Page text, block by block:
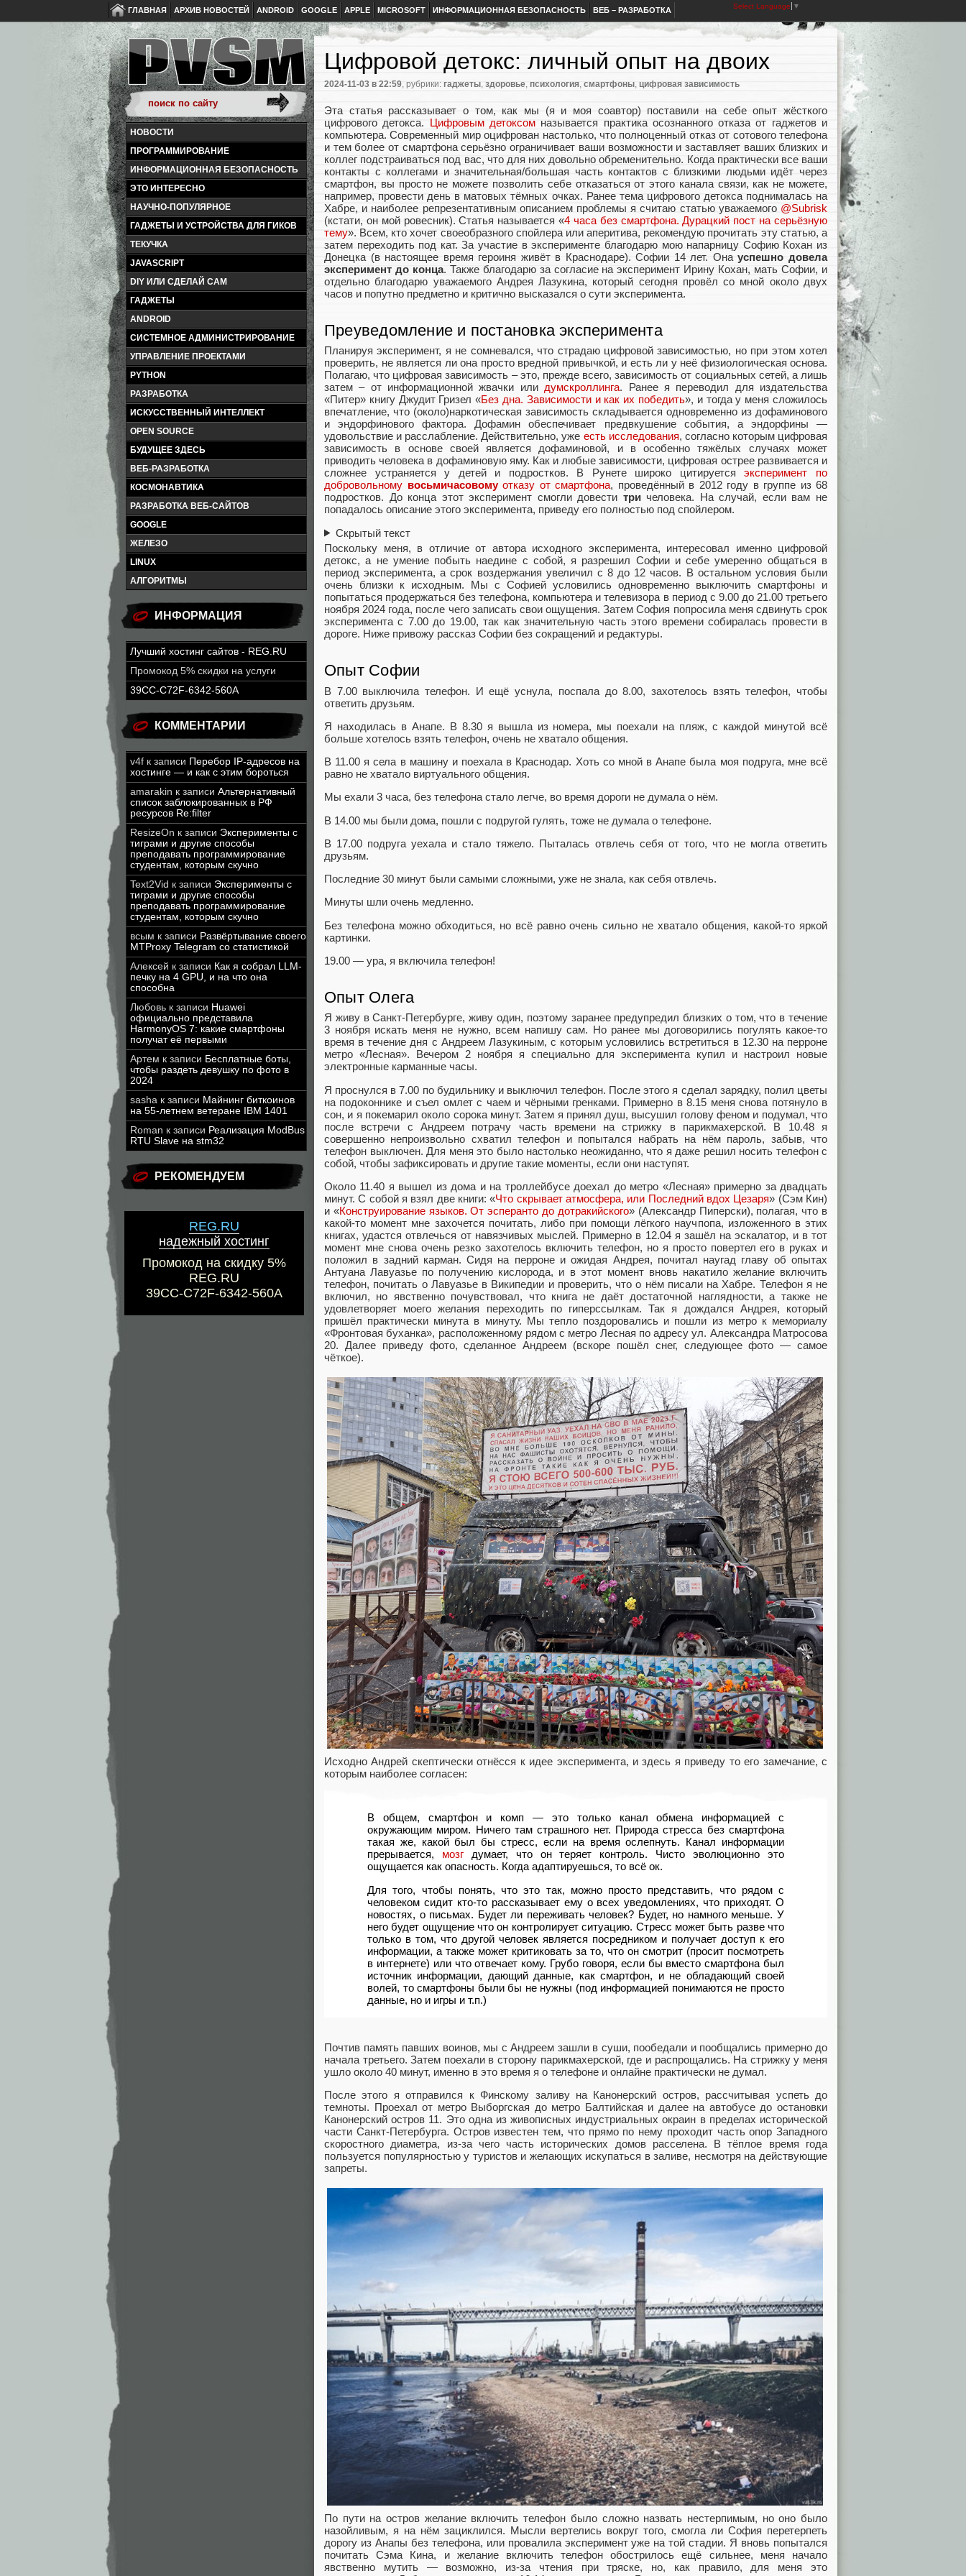
ГЛАВНАЯ АРХИВ НОВОСТЕЙ ANDROID GOOGLE APPLE MICROSOFT ИНФОРМАЦИОННАЯ БЕЗОПАСНОСТЬ ВЕБ – РАЗРАБОТКА Select Language ▼
НОВОСТИ
ПРОГРАММИРОВАНИЕ
ИНФОРМАЦИОННАЯ БЕЗОПАСНОСТЬ
ЭТО ИНТЕРЕСНО
НАУЧНО-ПОПУЛЯРНОЕ
ГАДЖЕТЫ И УСТРОЙСТВА ДЛЯ ГИКОВ
ТЕКУЧКА
JAVASCRIPT
DIY ИЛИ СДЕЛАЙ САМ
ГАДЖЕТЫ
ANDROID
СИСТЕМНОЕ АДМИНИСТРИРОВАНИЕ
УПРАВЛЕНИЕ ПРОЕКТАМИ
PYTHON
РАЗРАБОТКА
ИСКУССТВЕННЫЙ ИНТЕЛЛЕКТ
OPEN SOURCE
БУДУЩЕЕ ЗДЕСЬ
ВЕБ-РАЗРАБОТКА
КОСМОНАВТИКА
РАЗРАБОТКА ВЕБ-САЙТОВ
GOOGLE
ЖЕЛЕЗО
LINUX
АЛГОРИТМЫ
ИНФОРМАЦИЯ
Лучший хостинг сайтов - REG.RU
Промокод 5% скидки на услуги
39CC-C72F-6342-560A
КОММЕНТАРИИ
v4f к записи Перебор IP-адресов на
хостинге — и как с этим бороться
amarakin к записи Альтернативный
список заблокированных в РФ
ресурсов Re:filter
ResizeOn к записи Эксперименты с
тиграми и другие способы
преподавать программирование
студентам, которым скучно
Text2Vid к записи Эксперименты с
тиграми и другие способы
преподавать программирование
студентам, которым скучно
всым к записи Развёртывание своего
MTProxy Telegram со статистикой
Алексей к записи Как я собрал LLM-
печку на 4 GPU, и на что она
способна
Любовь к записи Huawei
официально представила
HarmonyOS 7: какие смартфоны
получат её первыми
Артем к записи Бесплатные боты,
чтобы раздеть девушку по фото в
2024
sasha к записи Майнинг биткоинов
на 55-летнем ветеране IBM 1401
Roman к записи Реализация ModBus
RTU Slave на stm32
РЕКОМЕНДУЕМ
REG.RU
надежный хостинг
Промокод на скидку 5%
REG.RU
39CC-C72F-6342-560A
Цифровой детокс: личный опыт на двоих
2024-11-03 в 22:59, рубрики: гаджеты, здоровье, психология, смартфоны, цифровая зависимость
Эта статья рассказывает о том, как мы (я и моя соавтор) поставили на себе опыт жёсткого
цифрового детокса. Цифровым детоксомназывается практика осознанного отказа от гаджетов и
компьютера. Современный мир оцифрован настолько, что полноценный отказ от сотового телефона
и тем более от смартфона серьёзно ограничивает ваши возможности и заставляет ваших близких и
коллег подстраиваться под вас, что для них довольно обременительно. Когда практически все ваши
контакты с коллегами и значительная/большая часть контактов с близкими людьми идёт через
смартфон, вы просто не можете позволить себе отказаться от этого канала связи, как не можете,
например, провести день в матовых тёмных очках. Ранее тема цифрового детокса поднималась на
Хабре, и наиболее репрезентативным описанием проблемы я считаю статью уважаемого @Subrisk
(кстати, он мой ровесник). Статья называется «4 часа без смартфона. Дурацкий пост на серьёзную
тему». Всем, кто хочет своеобразного спойлера или аперитива, рекомендую прочитать эту статью, а
затем переходить под кат. За участие в эксперименте благодарю мою напарницу Софию Кохан из
Донецка (в настоящее время героиня живёт в Краснодаре). Софии 14 лет. Онауспешно довела
эксперимент до конца. Также благодарю за согласие на эксперимент Ирину Кохан, мать Софии, и
отдельно благодарю уважаемого Андрея Лазукина, который сегодня провёл со мной около двух
часов и попутно предметно и критично высказался о сути эксперимента.
Преуведомление и постановка эксперимента
Планируя эксперимент, я не сомневался, что страдаю цифровой зависимостью, но при этом хотел
проверить, не является ли она просто вредной привычкой, и есть ли у неё физиологическая основа.
Полагаю, что цифровая зависимость – это, прежде всего, зависимость от социальных сетей, а лишь
затем – от информационной жвачки или думскроллинга. Ранее я переводил для издательства
«Питер» книгу Джудит Гризел «Без дна. Зависимости и как их победить», и тогда у меня сложилось
впечатление, что (около)наркотическая зависимость складывается одновременно из дофаминового
и эндорфинового фактора. Дофамин обеспечивает предвкушение события, а эндорфины —
удовольствие и расслабление. Действительно, уже есть исследования, согласно которым цифровая
зависимость в основе своей является дофаминовой, и в особенно тяжёлых случаях может
приводить человека в дофаминовую яму. Как и любые зависимости, цифровая острее развивается и
сложнее устраняется у детей и подростков. В Рунете широко цитируетсяэксперимент по
добровольному восьмичасовомуотказу от смартфона, проведённый в 2012 году в группе из 68
подростков. До конца этот эксперимент смогли довести тричеловека. На случай, если вам не
попадалось описание этого эксперимента, приведу его полностью под спойлером.
Скрытый текст
Поскольку меня, в отличие от автора исходного эксперимента, интересовал именно цифровой
детокс, а не умение побыть наедине с собой, я разрешил Софии и себе умеренно общаться в
период эксперимента, а срок воздержания увеличил с 8 до 12 часов. В остальном условия были
очень близки к исходным. Мы с Софией условились одновременно выключить смартфоны и
попытаться продержаться без телефона, компьютера и телевизора в период с 9.00 до 21.00 третьего
ноября 2024 года, после чего записать свои ощущения. Затем София попросила меня сдвинуть срок
эксперимента с 7.00 до 19.00, так как значительную часть этого времени собиралась провести в
дороге. Ниже привожу рассказ Софии без сокращений и редактуры.
Опыт Софии
В 7.00 выключила телефон. И ещё уснула, поспала до 8.00, захотелось взять телефон, чтобы
ответить друзьям.
Я находилась в Анапе. В 8.30 я вышла из номера, мы поехали на пляж, с каждой минутой всё
больше хотелось взять телефон, очень не хватало общения.
В 11.00 я села в машину и поехала в Краснодар. Хоть со мной в Анапе была моя подруга, мне всё
равно не хватало виртуального общения.
Мы ехали 3 часа, без телефона стало легче, во время дороги не думала о нём.
В 14.00 мы были дома, пошли с подругой гулять, тоже не думала о телефоне.
В 17.00 подруга уехала и стало тяжело. Пыталась отвлечь себя от того, что не могла ответить
друзьям.
Последние 30 минут были самыми сложными, уже не знала, как себя отвлечь.
Минуты шли очень медленно.
Без телефона можно обходиться, но всё равно очень сильно не хватало общения, какой-то яркой
картинки.
19.00 — ура, я включила телефон!
Опыт Олега
Я живу в Санкт-Петербурге, живу один, поэтому заранее предупредил близких о том, что в течение
3 ноября искать меня не нужно, всем напишу сам. Но ранее мы договорились погулять какое-то
время в течение дня с Андреем Лазукиным, с которым условились встретиться в 12.30 на перроне
метро «Лесная». Вечером 2 ноября я специально для эксперимента купил и настроил новые
электронные карманные часы.
Я проснулся в 7.00 по будильнику и выключил телефон. После этого я сделал зарядку, полил цветы
на подоконнике и съел омлет с чаем и чёрными гренками. Примерно в 8.15 меня снова потянуло в
сон, и я покемарил около сорока минут. Затем я принял душ, высушил голову феном и подумал, что
после встречи с Андреем потрачу часть времени на стрижку в парикмахерской. В 10.48 я
совершенно непроизвольно схватил телефон и попытался набрать на нём пароль, забыв, что
телефон выключен. Для меня это было настолько неожиданно, что я даже решил носить телефон с
собой, чтобы зафиксировать и другие такие моменты, если они наступят.
Около 11.40 я вышел из дома и на троллейбусе доехал до метро «Лесная» примерно за двадцать
минут. С собой я взял две книги: «Что скрывает атмосфера, или Последний вдох Цезаря» (Сэм Кин)
и «Конструирование языков. От эсперанто до дотракийского» (Александр Пиперски), полагая, что в
какой-то момент мне захочется почитать, либо при помощи лёгкого научпопа, изложенного в этих
книгах, удастся отвлечься от навязчивых мыслей. Примерно в 12.04 я зашёл на эскалатор, и в тот
момент мне снова очень резко захотелось включить телефон, но я просто повертел его в руках и
положил в задний карман. Сидя на перроне и ожидая Андрея, почитал наугад главу об опытах
Антуана Лавуазье по получению кислорода, и в этот момент вновь накатило желание включить
телефон, почитать о Лавуазье в Википедии и проверить, что о нём писали на Хабре. Телефон я не
включил, но явственно почувствовал, что книга не даёт достаточной наглядности, а также не
удовлетворяет моего желания переходить по гиперссылкам. Так я дождался Андрея, который
пришёл практически минута в минуту. Мы тепло поздоровались и пошли из метро к мемориалу
«Фронтовая буханка», расположенному рядом с метро Лесная по адресу ул. Александра Матросова
20. Далее приведу фото, сделанное Андреем (вскоре пошёл снег, следующее фото — самое
чёткое).
Исходно Андрей скептически отнёсся к идее эксперимента, и здесь я приведу то его замечание, с
которым наиболее согласен:
В общем, смартфон и комп — это только канал обмена информацией с
окружающим миром. Ничего там страшного нет. Природа стресса без смартфона
такая же, какой был бы стресс, если на время ослепнуть. Канал информации
прерывается, мозгдумает, что он теряет контроль. Чисто эволюционно это
ощущается как опасность. Когда адаптируешься, то всё ок.
Для того, чтобы понять, что это так, можно просто представить, что рядом с
человеком сидит кто-то рассказывает ему о всех уведомлениях, что приходят. О
новостях, о письмах. Будет ли переживать человек? Будет, но намного меньше. У
него будет ощущение что он контролирует ситуацию. Стресс может быть разве что
только в том, что другой человек является посредником и получает доступ к его
информации, а также может критиковать за то, что он смотрит (просит посмотреть
в интернете) или что отвечает кому. Грубо говоря, если бы вместо смартфона был
источник информации, дающий данные, как смартфон, и не обладающий своей
волей, то смартфоны были бы не нужны (под информацией понимаются не просто
данные, но и игры и т.п.)
Почтив память павших воинов, мы с Андреем зашли в суши, пообедали и пообщались примерно до
начала третьего. Затем поехали в сторону парикмахерской, где и распрощались. На стрижку у меня
ушло около 40 минут, именно в это время я о телефоне и онлайне практически не думал.
После этого я отправился к Финскому заливу на Канонерский остров, рассчитывая успеть до
темноты. Проехал от метро Выборгская до метро Балтийская и далее на автобусе до остановки
Канонерский остров 11. Это одна из живописных индустриальных окраин в пределах исторической
части Санкт-Петербурга. Остров известен тем, что прямо по нему проходит часть опор Западного
скоростного диаметра, из-за чего часть исторических домов расселена. В тёплое время года
пользуется популярностью у туристов и желающих искупаться в заливе, несмотря на действующие
запреты.
По пути на остров желание включить телефон было сложно назвать нестерпимым, но оно было
назойливым, я на нём зациклился. Мысли вертелись вокруг того, смогла ли София перетерпеть
дорогу из Анапы без телефона, или провалила эксперимент уже на той стадии. Я вновь попытался
почитать Сэма Кина, и желание включить телефон обострилось ещё сильнее, меня начало
явственно мутить — возможно, из-за чтения при тряске, но, как правило, для меня это